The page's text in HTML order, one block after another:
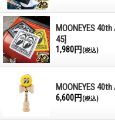
MOONEYES
45]
1,980円 (税込)
MOONEYES
6,600円 (税込)